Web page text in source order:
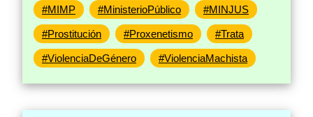
#MIMP #MinisterioPúblico #MINJUS
#Prostitución #Proxenetismo #Trata
#ViolenciaDeGénero #ViolenciaMachista